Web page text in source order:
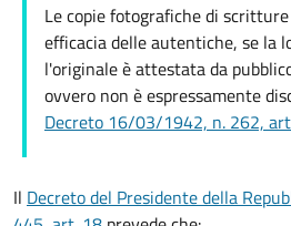
Le copie fotografiche di
efficacia delle autentiche, se la
l'originale è attestata da
ovvero non è espressamente
Decreto 16/03/1942, n. 262,
Il Decreto del Presidente della